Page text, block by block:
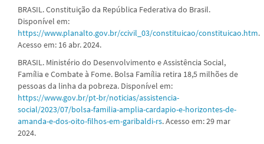
BRASIL. Constituição da República Federativa do Brasil.
Disponível em:
https://www.planalto.gov.br/ccivil_03/constituicao/constituicao.htm.
Acesso em: 16 abr. 2024.
BRASIL. Ministério do Desenvolvimento e Assistência Social,
Família e Combate à Fome. Bolsa Família retira 18,5 milhões de
pessoas da linha da pobreza. Disponível em:
https://www.gov.br/pt-br/noticias/assistencia-
social/2023/07/bolsa-familia-amplia-cardapio-e-horizontes-de-
amanda-e-dos-oito-filhos-em-garibaldi-rs. Acesso em: 29 mar
2024.